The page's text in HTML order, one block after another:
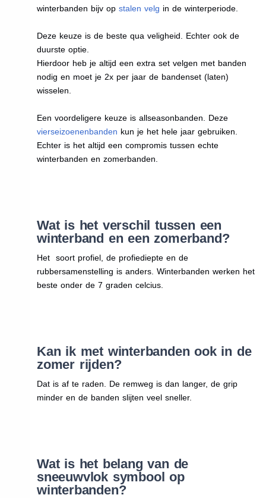
winterbanden bijv op stalen velg in de winterperiode.
Deze keuze is de beste qua veligheid. Echter ook de
duurste optie.
Hierdoor heb je altijd een extra set velgen met banden
nodig en moet je 2x per jaar de bandenset (laten)
wisselen.
Een voordeligere keuze is allseasonbanden. Deze
vierseizoenenbanden kun je het hele jaar gebruiken.
Echter is het altijd een compromis tussen echte
winterbanden en zomerbanden.
Wat is het verschil tussen een
winterband en een zomerband?
Het soort profiel, de profiediepte en de
rubbersamenstelling is anders. Winterbanden werken het
beste onder de 7 graden celcius.
Kan ik met winterbanden ook in de
zomer rijden?
Dat is af te raden. De remweg is dan langer, de grip
minder en de banden slijten veel sneller.
Wat is het belang van de
sneeuwvlok symbool op
winterbanden?